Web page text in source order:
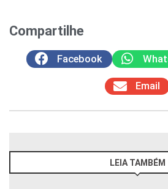
Compartilhe
Facebook
Email
LEIA TAMBÉM